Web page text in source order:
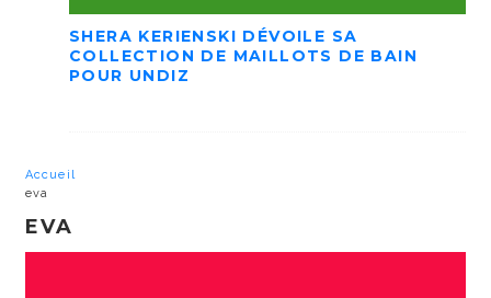
SHERA KERIENSKI DÉVOILE SA
COLLECTION DE MAILLOTS DE BAIN
POUR UNDIZ
Accueil
eva
EVA